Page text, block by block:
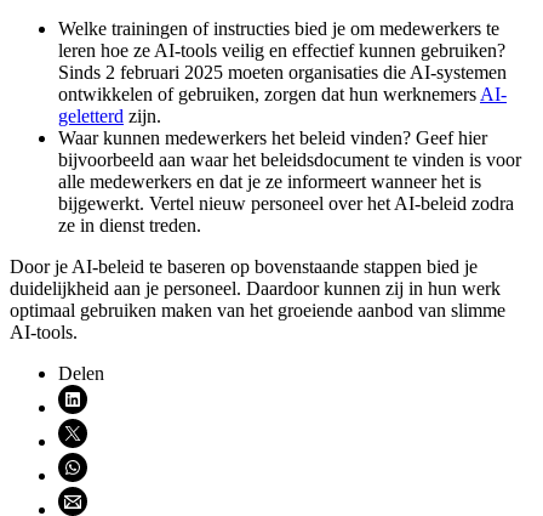
Welke trainingen of instructies bied je om medewerkers te
leren hoe ze AI-tools veilig en effectief kunnen gebruiken?
Sinds 2 februari 2025 moeten organisaties die AI-systemen
ontwikkelen of gebruiken, zorgen dat hun werknemers AI-
geletterd zijn.
Waar kunnen medewerkers het beleid vinden? Geef hier
bijvoorbeeld aan waar het beleidsdocument te vinden is voor
alle medewerkers en dat je ze informeert wanneer het is
bijgewerkt. Vertel nieuw personeel over het AI-beleid zodra
ze in dienst treden.
Door je AI-beleid te baseren op bovenstaande stappen bied je
duidelijkheid aan je personeel. Daardoor kunnen zij in hun werk
optimaal gebruiken maken van het groeiende aanbod van slimme
AI-tools.
Delen
Deel via LinkedIn (opent nieuw venster)
Deel via X (opent nieuw venster)
Deel via WhatsApp (opent WhatsApp)
Deel via email (opent email programma)